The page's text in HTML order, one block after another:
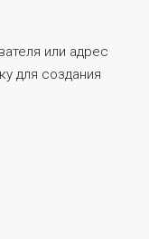
или адрес
для создания